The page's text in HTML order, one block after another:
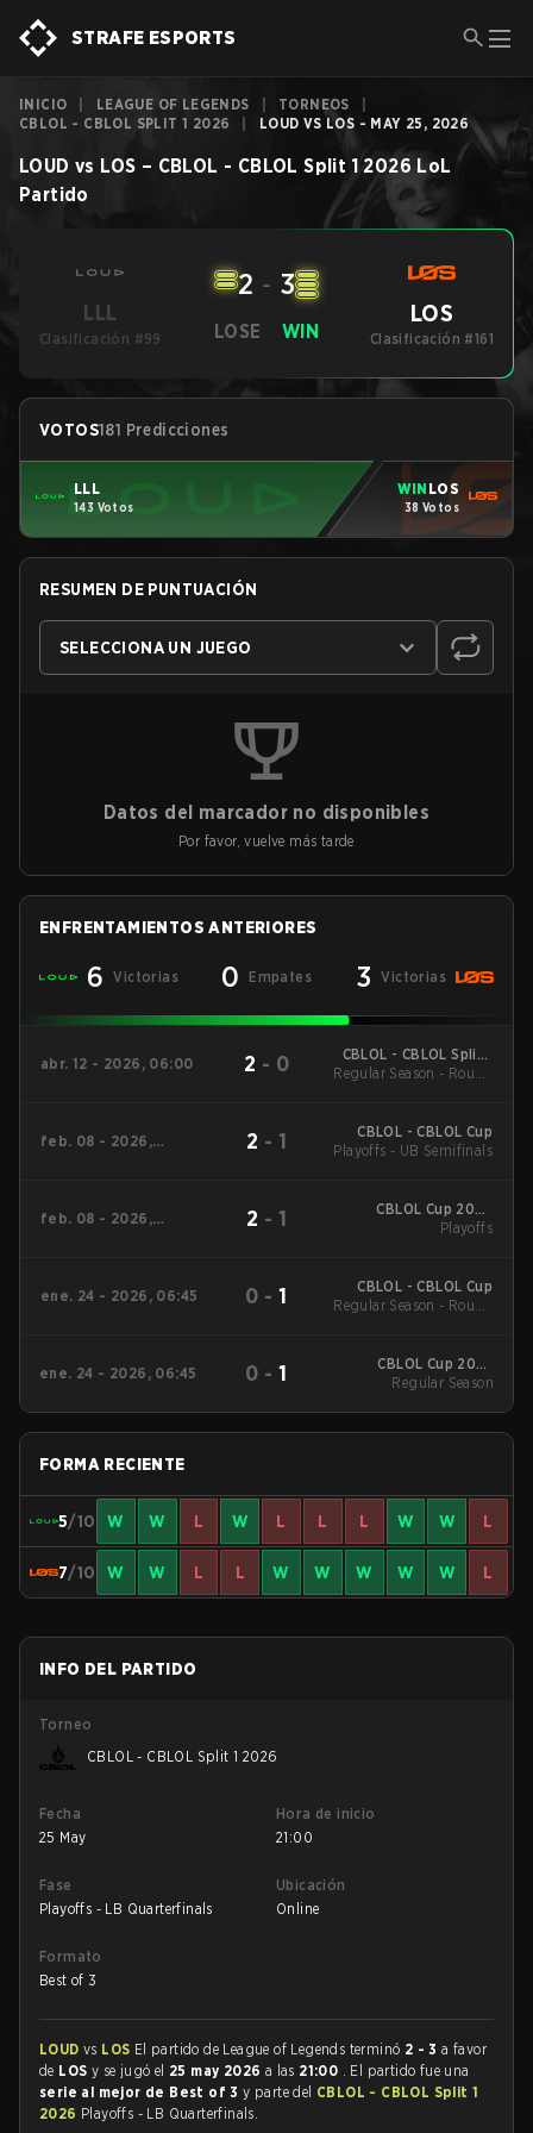
STRAFE ESPORTS
INICIO LEAGUE OF LEGENDS TORNEOS
CBLOL - CBLOL SPLIT 1 2026
LOUD VS LOS - MAY 25, 2026
LOUD vs LOS – CBLOL - CBLOL Split 1 2026 LoL
Partido
LLL
Clasificación #99 LOSE
2 - 3
WIN
LOS
Clasificación #161
VOTOS181 Predicciones
LLL
143 Votos
WIN LOS
38 Votos
RESUMEN DE PUNTUACIÓN
SELECCIONA UN JUEGO
Datos del marcador no disponibles
Por favor, vuelve más tarde
ENFRENTAMIENTOS ANTERIORES
6 Victorias 0 Empates 3 Victorias
abr. 12 - 2026, 06:00 2 - 0
CBLOL - CBLOL Split 1
2026
Regular Season - Round
feb. 08 - 2026,
2 - 1
CBLOL - CBLOL Cup
Playoffs - UB Semifinals
feb. 08 - 2026,
2 - 1
CBLOL Cup 2026
Playoffs
Playoffs
ene. 24 - 2026, 06:45 0 -1
CBLOL - CBLOL Cup
Regular Season - Round
ene. 24 - 2026, 06:45 0 -1
CBLOL Cup 2026
Regular Season
Regular Season
FORMA RECIENTE
5/10 W W L W L L L W W L
7/10 W W L L W W W W W L
INFO DEL PARTIDO
Torneo
CBLOL - CBLOL Split 1 2026
Fecha
25 May
Hora de inicio
21:00
Fase
Playoffs - LB Quarterfinals
Ubicación
Online
Formato
Best of 3
LOUD vs LOS El partido de League of Legends terminó 2 - 3 a favor
de LOS y se jugó el 25 may 2026 a las 21:00 . El partido fue una
serie al mejor de Best of 3y parte del CBLOL - CBLOL Split 1
2026 Playoffs - LB Quarterfinals.